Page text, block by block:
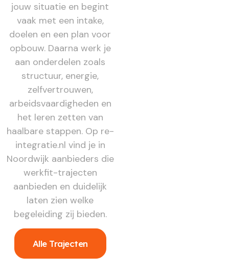
jouw situatie en begint
vaak met een intake,
doelen en een plan voor
opbouw. Daarna werk je
aan onderdelen zoals
structuur, energie,
zelfvertrouwen,
arbeidsvaardigheden en
het leren zetten van
haalbare stappen. Op re-
integratie.nl vind je in
Noordwijk aanbieders die
werkfit-trajecten
aanbieden en duidelijk
laten zien welke
begeleiding zij bieden.
Alle Trajecten